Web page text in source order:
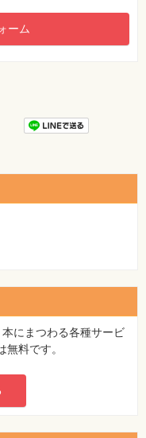
ーム
にまつわる各種サービ
料です。